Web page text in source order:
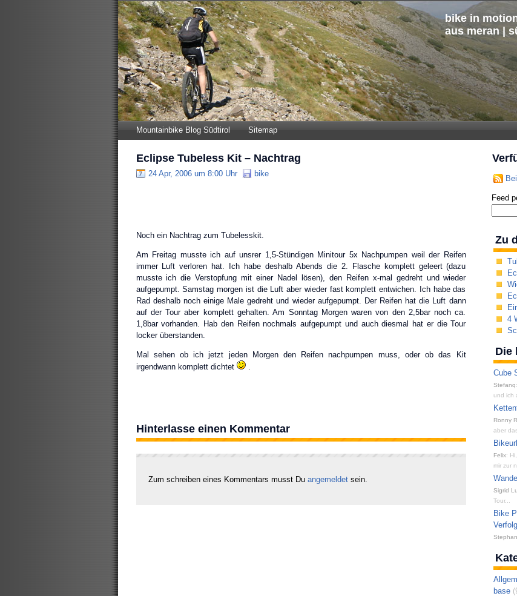
bike in
aus meran |
Mountainbike Blog Südtirol Sitemap
Eclipse Tubeless Kit – Nachtrag
24 Apr, 2006 um 8:00 Uhr bike
Noch ein Nachtrag zum Tubelesskit.
Am Freitag musste ich auf unsrer 1,5-Stündigen Minitour 5x Nachpumpen weil der Reifen
immer Luft verloren hat. Ich habe deshalb Abends die 2. Flasche komplett geleert (dazu
musste ich die Verstopfung mit einer Nadel lösen), den Reifen x-mal gedreht und wieder
aufgepumpt. Samstag morgen ist die Luft aber wieder fast komplett entwichen. Ich habe das
Rad deshalb noch einige Male gedreht und wieder aufgepumpt. Der Reifen hat die Luft dann
auf der Tour aber komplett gehalten. Am Sonntag Morgen waren von den 2,5bar noch ca.
1,8bar vorhanden. Hab den Reifen nochmals aufgepumpt und auch diesmal hat er die Tour
locker überstanden.
Mal sehen ob ich jetzt jeden Morgen den Reifen nachpumpen muss, oder ob das Kit
irgendwann komplett dichtet
.
Hinterlasse einen Kommentar
Zum schreiben eines Kommentars musst Du angemeldet sein.
Feed
Zu
4
Die
Cube
Stefanq
und ich
Ronny
aber
Felix:
mir zur
Sigrid
Tour...
Bike
Stephan
base